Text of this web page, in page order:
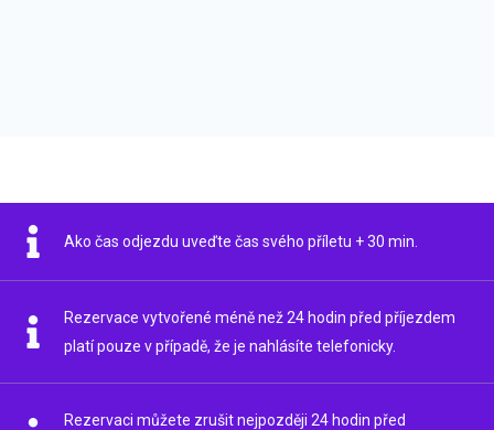
Ako čas odjezdu uveďte čas svého příletu + 30 min.
Rezervace vytvořené méně než 24 hodin před příjezdem
platí pouze v případě, že je nahlásíte telefonicky.
Rezervaci můžete zrušit nejpozději 24 hodin před